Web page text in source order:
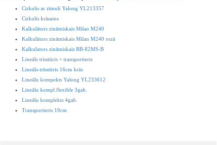
Cirkulis ar zīmuli Yalong YL213357
Cirkulis krāsains
Kalkulātors zinātniskais Milan M240
Kalkulātors zinātniskais Milan M240 rozā
Kalkulators zinātniskais RB-82MS-B
Lineāls trīsstūris + transportieris
Lineāls-trīsstūris 16cm krās
Lineālu kompekts Yalong YL233612
Lineālu kompl.flexible 3gab.
Lineālu komplekts 4gab.
Transportieris 10cm